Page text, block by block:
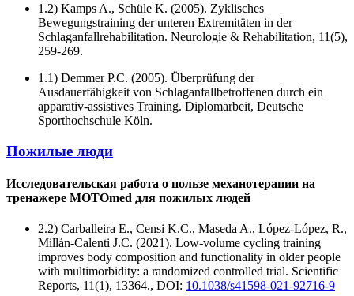
1.2) Kamps A., Schüle K. (2005). Zyklisches
Bewegungstraining der unteren Extremitäten in der
Schlaganfallrehabilitation. Neurologie & Rehabilitation, 11(5),
259-269.
1.1) Demmer P.C. (2005). Überprüfung der
Ausdauerfähigkeit von Schlaganfallbetroffenen durch ein
apparativ-assistives Training. Diplomarbeit, Deutsche
Sporthochschule Köln.
Пожилые люди
Исследовательская работа о пользе механотерапии на
тренажере MOTOmed для пожилых людей
2.2) Carballeira E., Censi K.C., Maseda A., López-López, R.,
Millán-Calenti J.C. (2021). Low-volume cycling training
improves body composition and functionality in older people
with multimorbidity: a randomized controlled trial. Scientific
Reports, 11(1), 13364., DOI: 10.1038/s41598-021-92716-9